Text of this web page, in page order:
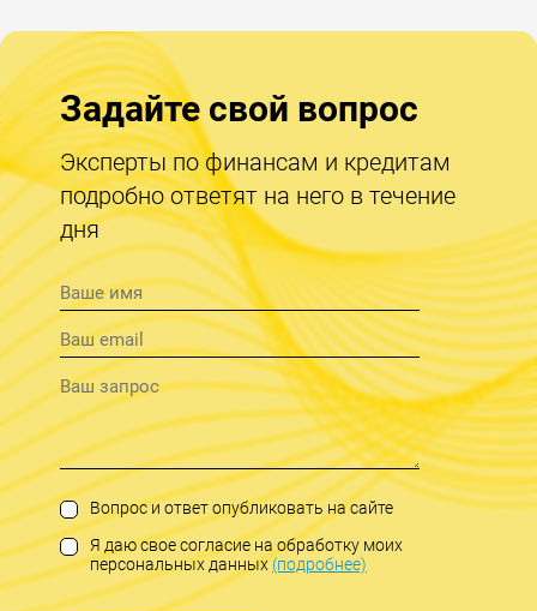
Задайте свой вопрос
Эксперты по финансам и кредитам
подробно ответят на него в течение
дня
Вопрос и ответ опубликовать на сайте
Я даю свое согласие на обработку моих
персональных данных(подробнее)